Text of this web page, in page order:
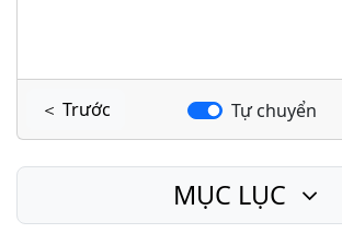
＜ Trước Tự chuyển
MỤC LỤC